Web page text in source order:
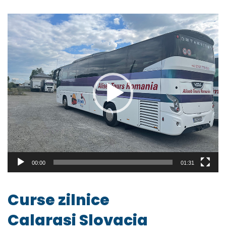
Player
video
00:00 01:31
Curse zilnice
Calarasi Slovacia